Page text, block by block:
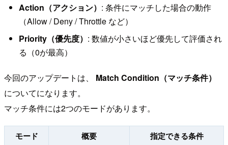
Action（アクション） : 条件にマッチした場合の動作
（Allow / Deny / Throttle など）
Priority（優先度） : 数値が小さいほど優先して評価され
る（0が最高）
今回のアップデートは、 Match Condition（マッチ条件）
についてになります。
マッチ条件には2つのモードがあります。
モード 概要 指定できる条件